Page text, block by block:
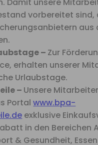
Damit unsere
vorbereitet sind,
aus
– Zur
erhalten unserer
Urlaubstage.
– Unsere
Portalwww.bpa-
exklusive
in den Bereichen
& Gesundheit,